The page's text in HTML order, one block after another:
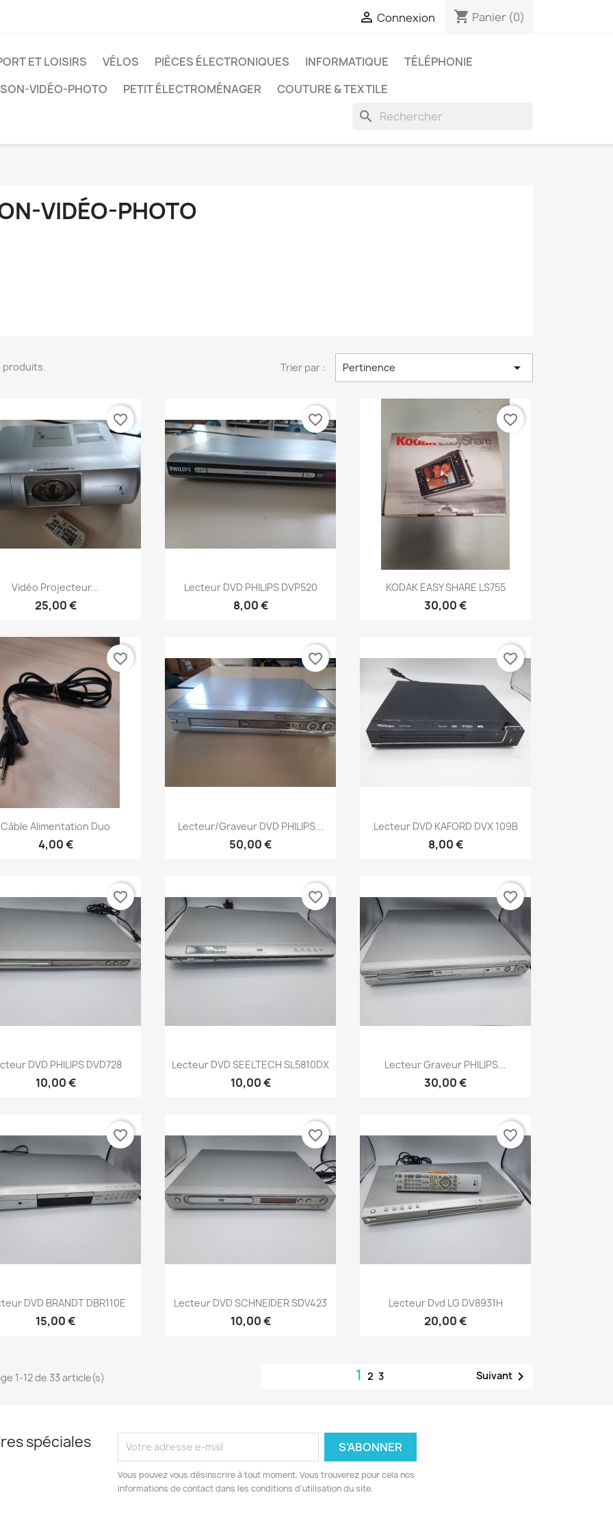
 Connexion shopping_cart Panier (0)
ET LOISIRS VÉLOS PIÈCES ÉLECTRONIQUES INFORMATIQUE
TÉLÉPHONIE
SON-VIDÉO-PHOTO
PETIT ÉLECTROMÉNAGER COUTURE & TEXTILE
search
VIDÉO-PHOTO
produits. Trier par : Pertinence 
Aperçu rapide
Vidéo Projecteur...
25,00 €
favorite_border
Aperçu rapide
Lecteur DVD PHILIPS DVP520
8,00 €
favorite_border
Aperçu rapide
KODAK EASY SHARE LS755
30,00 €
favorite_border
Aperçu rapide
Câble Alimentation Duo
4,00 €
favorite_border
Aperçu rapide
Lecteur/graveur DVD PHILIPS...
50,00 €
favorite_border
Aperçu rapide
Lecteur DVD KAFORD DVX 109B
8,00 €
favorite_border
Aperçu rapide
DVD PHILIPS DVD728
10,00 €
favorite_border
Aperçu rapide
Lecteur DVD SEELTECH SL5810DX
10,00 €
favorite_border
Aperçu rapide
Lecteur Graveur PHILIPS...
30,00 €
favorite_border
Aperçu rapide
DVD BRANDT DBR110E
15,00 €
favorite_border
Aperçu rapide
Lecteur DVD SCHNEIDER SDV423
10,00 €
favorite_border
Aperçu rapide
Lecteur Dvd LG DV8931H
20,00 €
favorite_border
1-12 de 33 article(s) 123 Suivant
spéciales
Vous pouvez vous désinscrire à tout moment. Vous trouverez pour cela nos
informations de contact dans les conditions d'utilisation du site.